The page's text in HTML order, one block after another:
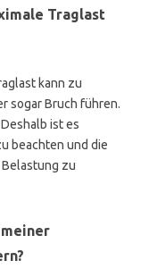
Traglast
kann zu
sogar Bruch führen.
ist es
beachten und die
zu